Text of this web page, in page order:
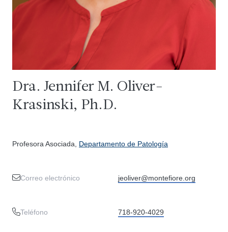
Dra. Jennifer M. Oliver-
Krasinski, Ph.D.
Profesora Asociada, Departamento de Patología
Correo electrónico jeoliver@montefiore.org
Teléfono 718-920-4029